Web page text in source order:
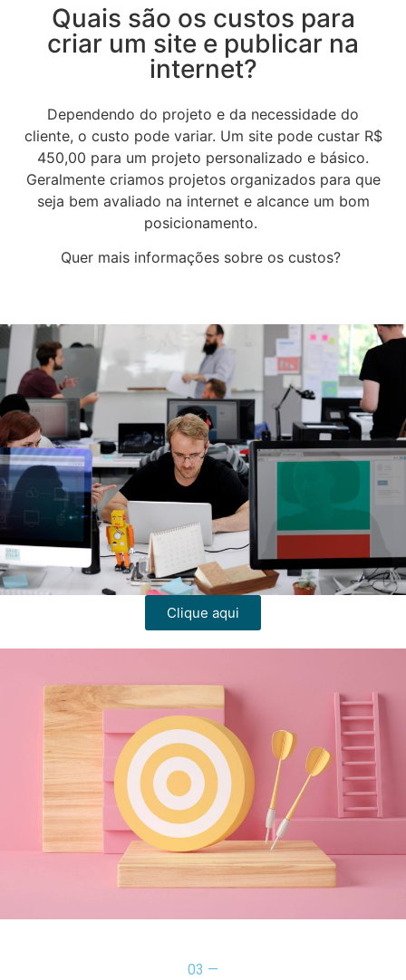
Quais são os custos para
criar um site e publicar na
internet?
Dependendo do projeto e da necessidade do
cliente, o custo pode variar. Um site pode custar R$
450,00 para um projeto personalizado e básico.
Geralmente criamos projetos organizados para que
seja bem avaliado na internet e alcance um bom
posicionamento.
Quer mais informações sobre os custos?
Clique aqui
03 —